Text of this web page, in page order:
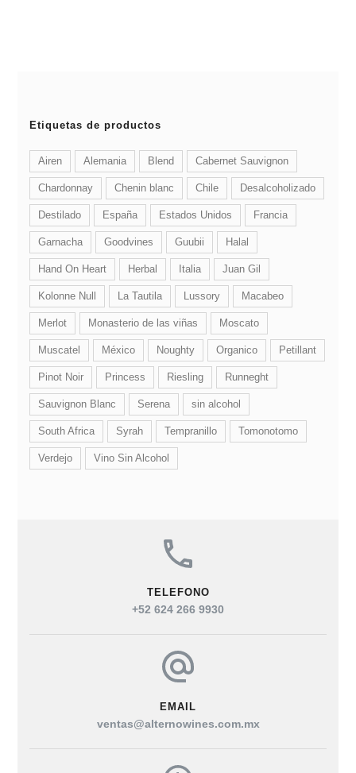
Etiquetas de productos
Airen Alemania Blend Cabernet Sauvignon
Chardonnay Chenin blanc Chile Desalcoholizado
Destilado España Estados Unidos Francia
Garnacha Goodvines Guubii Halal
Hand On Heart Herbal Italia Juan Gil
Kolonne Null La Tautila Lussory Macabeo
Merlot Monasterio de las viñas Moscato
Muscatel México Noughty Organico Petillant
Pinot Noir Princess Riesling Runneght
Sauvignon Blanc Serena sin alcohol
South Africa Syrah Tempranillo Tomonotomo
Verdejo Vino Sin Alcohol
TELEFONO
+52 624 266 9930
EMAIL
ventas@alternowines.com.mx